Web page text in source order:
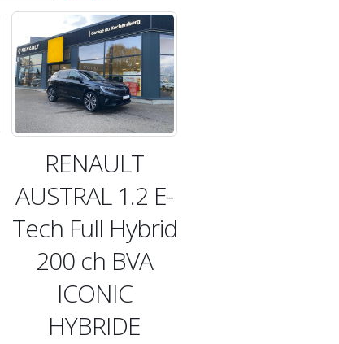
RENAULT
AUSTRAL 1.2 E-
Tech Full Hybrid
200 ch BVA
ICONIC
HYBRIDE